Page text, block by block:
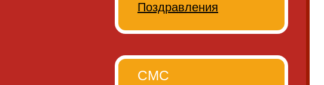
Поздравления
СМС